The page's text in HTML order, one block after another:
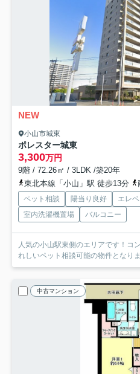
NEW
小山市城東
ポレスター城東
3,300万円
9階 / 72.26㎡ / 3LDK /築20年
東北本線「小山」駅 徒歩13分
ペット相談 陽当り良好 エレ
室内洗濯機置場
バルコニー
人気の小山駅東側のエリアです！コ
れしいペット相談可能の物件となり
中古マンション